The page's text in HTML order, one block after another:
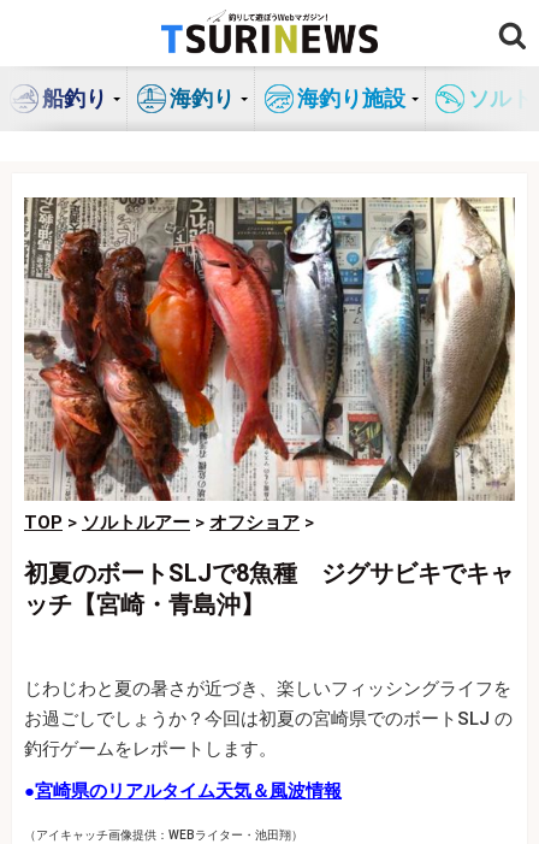
ン
船釣り 海釣り 海釣り施設 ソル
TOP > ソルトルアー > オフショア >
初夏のボートSLJで8魚種 ジグサビキでキャ
ッチ【宮崎・青島沖】
じわじわと夏の暑さが近づき、楽しいフィッシングライフを
お過ごしでしょうか？今回は初夏の宮崎県でのボートSLJ の
釣行ゲームをレポートします。
●宮崎県のリアルタイム天気＆風波情報
（アイキャッチ画像提供：WEBライター・池田翔）